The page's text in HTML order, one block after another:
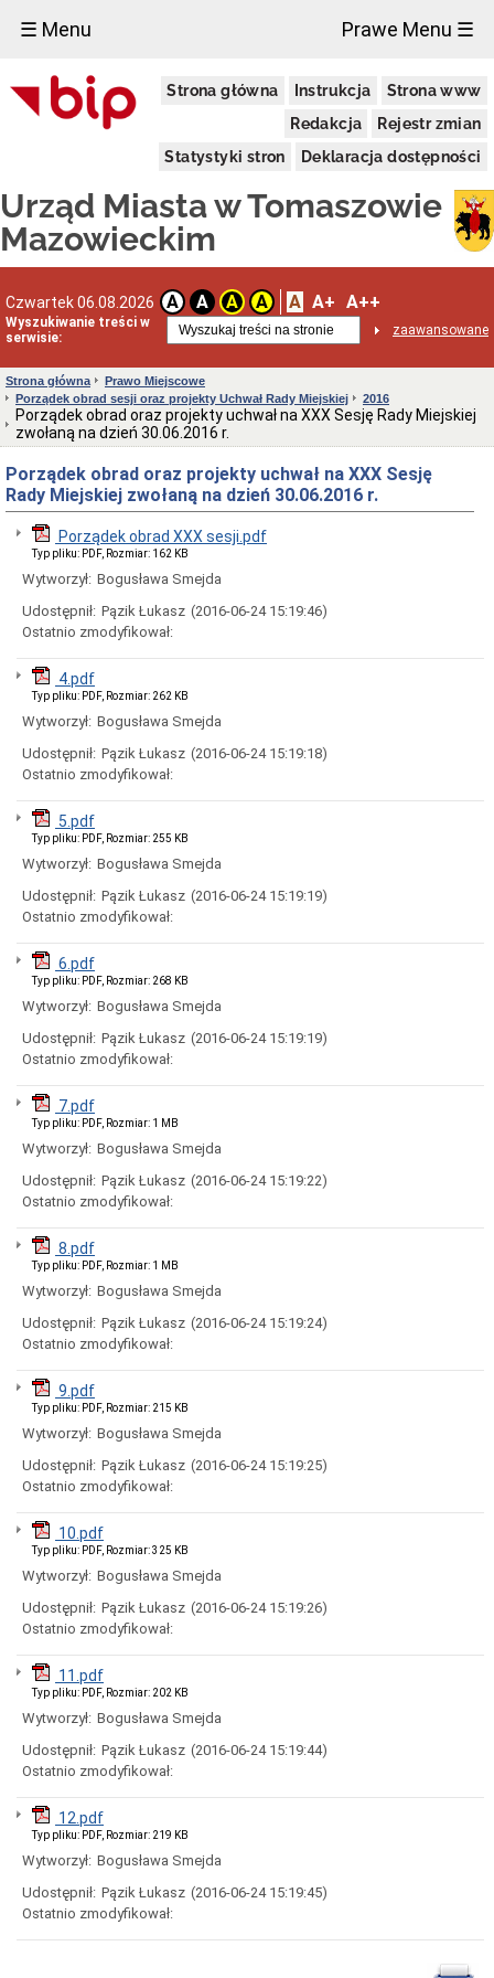
☰ Menu Prawe Menu ☰
Strona główna Instrukcja
Strona www
Redakcja
Rejestr zmian
Statystyki stron
Deklaracja dostępności
Urząd Miasta w Tomaszowie
Mazowieckim
Czwartek 06.08.2026 A A A A A A+ A++
Wyszukiwanie treści w
serwisie:
zaawansowane
Miasto
Pieczęcie
Granice
miasta
Statut
Miasta
Władze
Miasta
Prezydent
zastępcy
Rada
Miejska
2024-
Prezydium
Rady
Miejskiej
Dyżury
Biurze
Miejskiej
Składy
komisji
stałych
Rady
Miejskiej
Interpelacje
zapytania
obrad
sesji
Imienne
wykazy
głosowań
Harmonogram
prac
Rady
Rada
Miejska
2018-
2023
Rada
Miejska
2018
Młodzieżowa
Rada
Miasta
Rada
Miejska
2014
Rada
Miejska
2006-
Urząd
Miasta
Nadawanie
numeru
PESEL
obywatelom
Надання
PESEL
для
біженців
Ogłoszenia
obwieszczenia
w
2026
Ogłoszenia
obwieszczenia
2025
Strona główna
Prawo Miejscowe
Porządek obrad sesji oraz projekty Uchwał Rady Miejskiej
2016
Porządek obrad oraz projekty uchwał na XXX Sesję Rady Miejskiej
zwołaną na dzień 30.06.2016 r.
Porządek obrad oraz projekty uchwał na XXX Sesję
Rady Miejskiej zwołaną na dzień 30.06.2016 r.
Porządek obrad XXX sesji.pdf
Typ pliku: PDF, Rozmiar: 162 KB
Wytworzył: Bogusława Smejda
Udostępnił: Pązik Łukasz (2016-06-24 15:19:46)
Ostatnio zmodyfikował:
4.pdf
Typ pliku: PDF, Rozmiar: 262 KB
Wytworzył: Bogusława Smejda
Udostępnił: Pązik Łukasz (2016-06-24 15:19:18)
Ostatnio zmodyfikował:
5.pdf
Typ pliku: PDF, Rozmiar: 255 KB
Wytworzył: Bogusława Smejda
Udostępnił: Pązik Łukasz (2016-06-24 15:19:19)
Ostatnio zmodyfikował:
6.pdf
Typ pliku: PDF, Rozmiar: 268 KB
Wytworzył: Bogusława Smejda
Udostępnił: Pązik Łukasz (2016-06-24 15:19:19)
Ostatnio zmodyfikował:
7.pdf
Typ pliku: PDF, Rozmiar: 1 MB
Wytworzył: Bogusława Smejda
Udostępnił: Pązik Łukasz (2016-06-24 15:19:22)
Ostatnio zmodyfikował:
8.pdf
Typ pliku: PDF, Rozmiar: 1 MB
Wytworzył: Bogusława Smejda
Udostępnił: Pązik Łukasz (2016-06-24 15:19:24)
Ostatnio zmodyfikował:
9.pdf
Typ pliku: PDF, Rozmiar: 215 KB
Wytworzył: Bogusława Smejda
Udostępnił: Pązik Łukasz (2016-06-24 15:19:25)
Ostatnio zmodyfikował:
10.pdf
Typ pliku: PDF, Rozmiar: 325 KB
Wytworzył: Bogusława Smejda
Udostępnił: Pązik Łukasz (2016-06-24 15:19:26)
Ostatnio zmodyfikował:
11.pdf
Typ pliku: PDF, Rozmiar: 202 KB
Wytworzył: Bogusława Smejda
Udostępnił: Pązik Łukasz (2016-06-24 15:19:44)
Ostatnio zmodyfikował:
12.pdf
Typ pliku: PDF, Rozmiar: 219 KB
Wytworzył: Bogusława Smejda
Udostępnił: Pązik Łukasz (2016-06-24 15:19:45)
Ostatnio zmodyfikował:
×